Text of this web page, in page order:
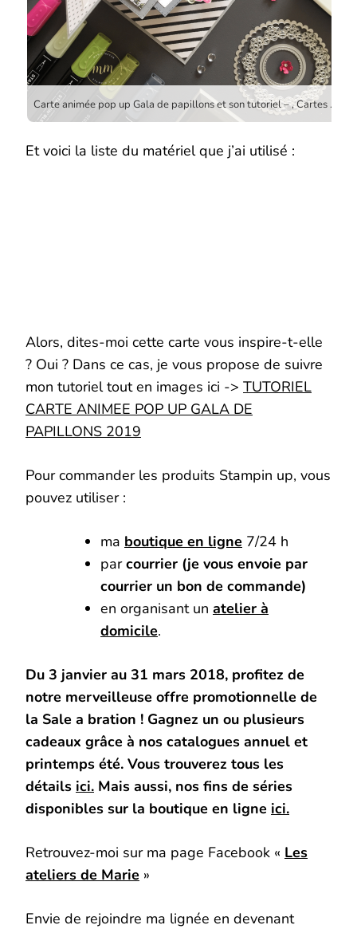
Carte animée pop up Gala de papillons et son tutoriel – , Cartes d’anniversaire, Cartes pop up, Framelits Cadre de feuillage, Framelits couture Offre-moi ton coeur, Framelits Formes à coudre, Framelits Pyramide de cercles, Framelits Surpiqués rectangles, Papier Design Papillon botanique, Perforatrice Etiquette en fanion, Set de tampons Gala de papillons, Set de tampons Grandes oreilles, Set de tampons Tout petits anniversaire, Stampin up, Thinlits Mes napperons, Tutoriels par Marie Meyer Stampin’up – http://ateliers-scrapbooking.fr
Et voici la liste du matériel que j’ai utilisé :
Alors, dites-moi cette carte vous inspire-t-elle
? Oui ? Dans ce cas, je vous propose de suivre
mon tutoriel tout en images ici -> TUTORIEL
CARTE ANIMEE POP UP GALA DE
PAPILLONS 2019
Pour commander les produits Stampin up, vous
pouvez utiliser :
ma boutique en ligne 7/24 h
parcourrier (je vous envoie par
courrier un bon de commande)
en organisant un atelier à
domicile.
Du 3 janvier au 31 mars 2018, profitez de
notre merveilleuse offre promotionnelle de
la Sale a bration ! Gagnez un ou plusieurs
cadeaux grâce à nos catalogues annuel et
printemps été. Vous trouverez tous les
détails ici. Mais aussi, nos fins de séries
disponibles sur la boutique en ligne ici.
Retrouvez-moi sur ma page Facebook « Les
ateliers de Marie »
Envie de rejoindre ma lignée en devenant